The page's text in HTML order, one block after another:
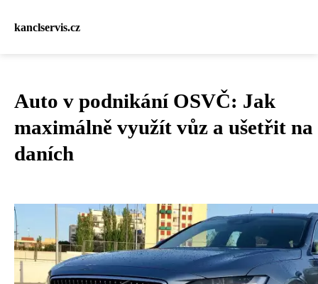
kanclservis.cz
Auto v podnikání OSVČ: Jak
maximálně využít vůz a ušetřit na
daních